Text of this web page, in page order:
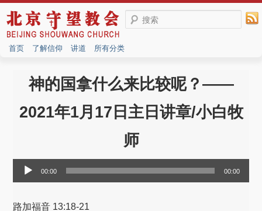
搜索
首页 了解信仰 讲道 所有分类
神的国拿什么来比较呢？——
2021年1月17日主日讲章/小白牧
师
放
00:00 00:00
路加福音 13:18-21